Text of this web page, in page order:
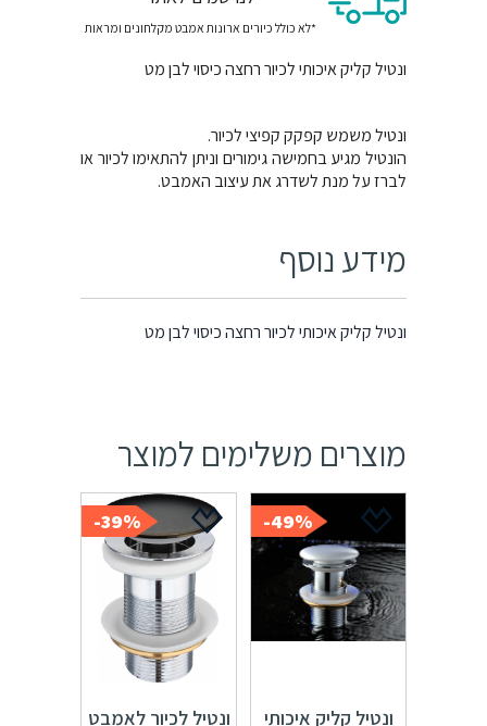
משלוח חינם בקניה מעל 399 ש"ח
לנרשמים לאתר
ונטיל קליק איכותי לכיור רחצה כיסוי לבן מט
מידע נוסף
מוצרים משלימים למוצר
49%-
39%-